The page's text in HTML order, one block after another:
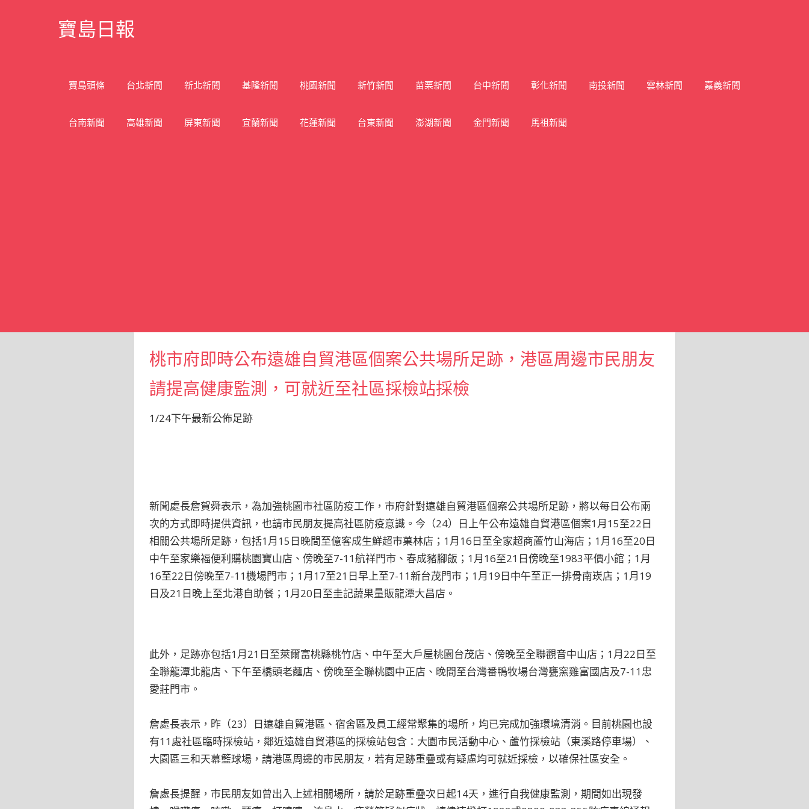
寶島日報
寶島頭條 台北新聞 新北新聞 基隆新聞 桃園新聞 新竹新聞 苗栗新聞 台中新聞 彰化新聞 南投新聞 雲林新聞 嘉義新聞
台南新聞 高雄新聞 屏東新聞 宜蘭新聞 花蓮新聞 台東新聞 澎湖新聞 金門新聞 馬祖新聞
桃市府即時公布遠雄自貿港區個案公共場所足跡，港區周邊市民朋友
請提高健康監測，可就近至社區採檢站採檢
1/24下午最新公佈足跡
新聞處長詹賀舜表示，為加強桃園市社區防疫工作，市府針對遠雄自貿港區個案公共場所足跡，將以每日公布兩
次的方式即時提供資訊，也請市民朋友提高社區防疫意識。今（24）日上午公布遠雄自貿港區個案1月15至22日
相關公共場所足跡，包括1月15日晚間至億客成生鮮超市菓林店；1月16日至全家超商蘆竹山海店；1月16至20日
中午至家樂福便利購桃園寶山店、傍晚至7-11航祥門市、春成豬腳飯；1月16至21日傍晚至1983平價小館；1月
16至22日傍晚至7-11機場門市；1月17至21日早上至7-11新台茂門市；1月19日中午至正一排骨南崁店；1月19
日及21日晚上至北港自助餐；1月20日至圭記蔬果量販龍潭大昌店。
此外，足跡亦包括1月21日至萊爾富桃縣桃竹店、中午至大戶屋桃園台茂店、傍晚至全聯觀音中山店；1月22日至
全聯龍潭北龍店、下午至橋頭老麵店、傍晚至全聯桃園中正店、晚間至台灣番鴨牧場台灣甕窯雞富國店及7-11忠
愛莊門市。
詹處長表示，昨（23）日遠雄自貿港區、宿舍區及員工經常聚集的場所，均已完成加強環境清消。目前桃園也設
有11處社區臨時採檢站，鄰近遠雄自貿港區的採檢站包含：大園市民活動中心、蘆竹採檢站（東溪路停車場）、
大園區三和天幕籃球場，請港區周邊的市民朋友，若有足跡重疊或有疑慮均可就近採檢，以確保社區安全。
詹處長提醒，市民朋友如曾出入上述相關場所，請於足跡重疊次日起14天，進行自我健康監測，期間如出現發